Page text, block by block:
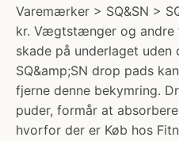
Varemærker > SQ&SN >
kr. Vægtstænger og
skade på underlaget uden
SQ&amp;SN drop pads
fjerne denne bekymring.
puder, formår at
hvorfor der er Køb hos